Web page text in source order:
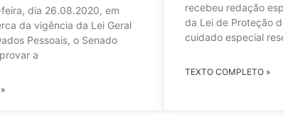
dia 26.08.2020, em
da vigência da Lei Geral
Pessoais, o Senado
a
recebeu redação
da Lei de Proteção
cuidado especial
TEXTO COMPLETO »